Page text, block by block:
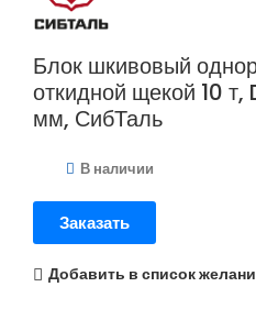
Блок шкивовый
откидной щекой 10
мм, СибТаль
В наличии
Заказать
Добавить в список